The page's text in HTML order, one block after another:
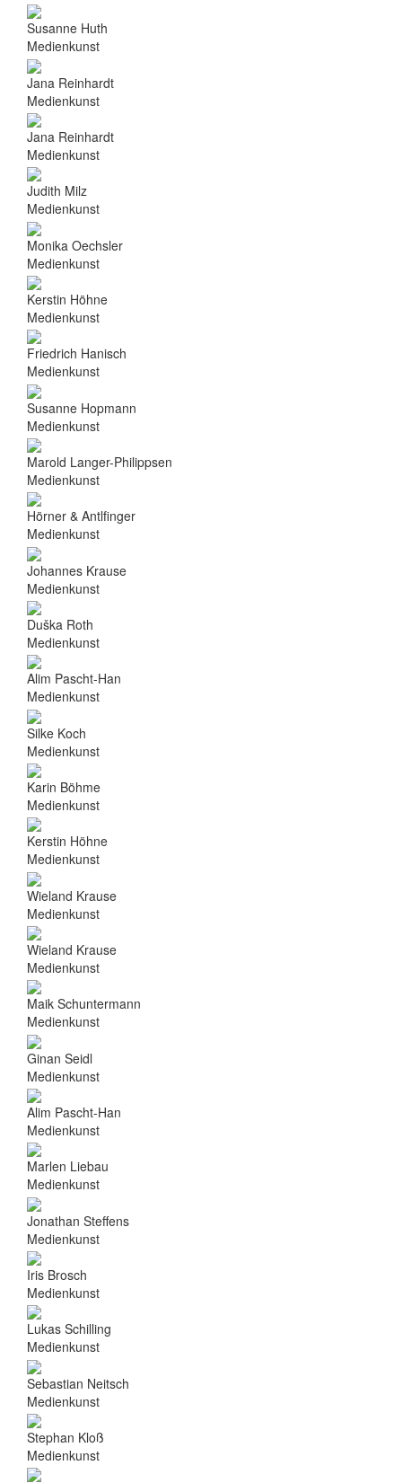
Susanne Huth
Medienkunst
Jana Reinhardt
Medienkunst
Jana Reinhardt
Medienkunst
Judith Milz
Medienkunst
Monika Oechsler
Medienkunst
Kerstin Höhne
Medienkunst
Friedrich Hanisch
Medienkunst
Susanne Hopmann
Medienkunst
Marold Langer-Philippsen
Medienkunst
Hörner & Antlfinger
Medienkunst
Johannes Krause
Medienkunst
Duška Roth
Medienkunst
Alim Pascht-Han
Medienkunst
Silke Koch
Medienkunst
Karin Böhme
Medienkunst
Kerstin Höhne
Medienkunst
Wieland Krause
Medienkunst
Wieland Krause
Medienkunst
Maik Schuntermann
Medienkunst
Ginan Seidl
Medienkunst
Alim Pascht-Han
Medienkunst
Marlen Liebau
Medienkunst
Jonathan Steffens
Medienkunst
Iris Brosch
Medienkunst
Lukas Schilling
Medienkunst
Sebastian Neitsch
Medienkunst
Stephan Kloß
Medienkunst